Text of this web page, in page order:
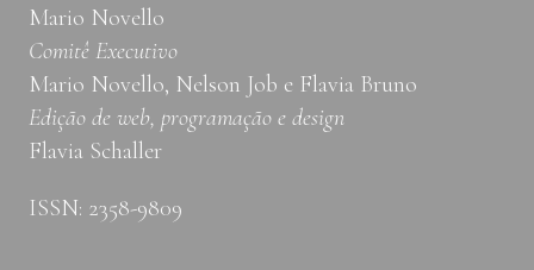
Mario Novello
Comitê Executivo
Mario Novello, Nelson Job e Flavia Bruno
Edição de web, programação e design
Flavia Schaller
ISSN: 2358-9809